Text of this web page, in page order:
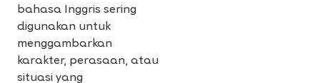
bahasa Inggris sering
digunakan untuk
menggambarkan
karakter, perasaan, atau
situasi yang